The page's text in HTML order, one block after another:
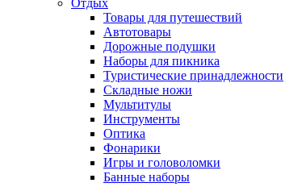
Отдых
Товары для путешествий
Автотовары
Дорожные подушки
Наборы для пикника
Туристические принадлежности
Складные ножи
Мультитулы
Инструменты
Оптика
Фонарики
Игры и головоломки
Банные наборы